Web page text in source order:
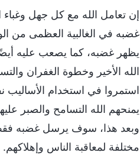
إن تعامل الله مع كل جهل وغباء
غضبه في الغالبية العظمى من
يظهر غضبه، كما يصعب عليه
الله الأخير وخطوة الغفران
استمروا في استخدام الأساليب
يمنحهم الله التسامح والصبر
وبعد هذا، سوف يرسل غضبه
مختلفة لمعاقبة الناس وإهلاكهم.